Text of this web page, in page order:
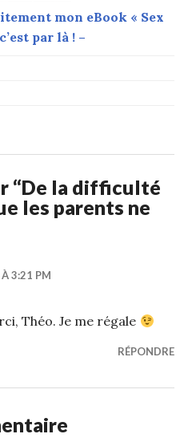
mon eBook « Sex
par là ! –
“De la difficulté
les parents ne
3:21 PM
Théo. Je me régale
RÉPONDRE